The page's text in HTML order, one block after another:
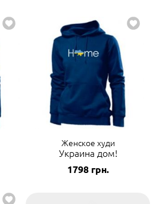
Женское худи
Украина дом!
1798грн.